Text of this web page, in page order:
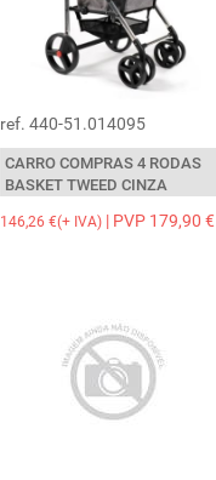
ref. 440-51.014095
CARRO COMPRAS 4 RODAS
BASKET TWEED CINZA
146,26 €(+ IVA)| PVP 179,90 €